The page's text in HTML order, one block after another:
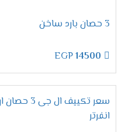
أو الحرارة الشديدة.
تصميم قوي:
مميزات
2025 –
3 حصان بارد ساخن
14500
سعر
انفرتر